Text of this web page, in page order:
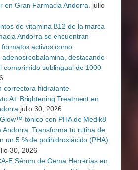
en Gran Farmacia Andorra.
julio
de vitamina B12 de la marca
Andorra se encuentran
activos como
adenosilcobalamina, destacando
comprimido sublingual de 1000
correctora hidratante
A+ Brightening Treatment en
julio 30, 2026
tónico con PHA de Medik8
Andorra. Transforma tu rutina de
un 5 % de polihidroxiácido (PHA)
30, 2026
E Sérum de Gema Herrerías en